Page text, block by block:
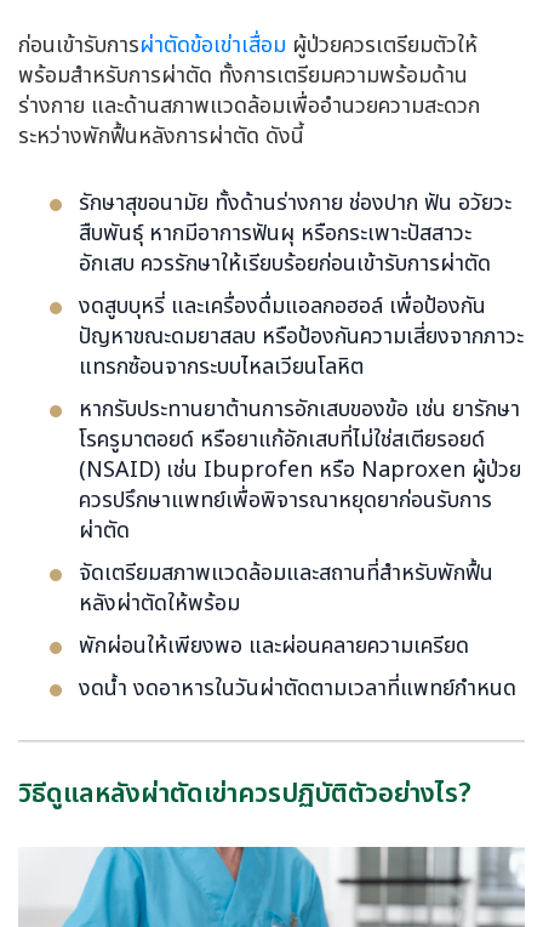
ก่อนเข้ารับการผ่าตัดข้อเข่าเสื่อม ผู้ป่วยควรเตรียมตัวให้
พร้อมสำหรับการผ่าตัด ทั้งการเตรียมความพร้อมด้าน
ร่างกาย และด้านสภาพแวดล้อมเพื่ออำนวยความสะดวก
ระหว่างพักฟื้นหลังการผ่าตัด ดังนี้
รักษาสุขอนามัย ทั้งด้านร่างกาย ช่องปาก ฟัน อวัยวะ
สืบพันธุ์ หากมีอาการฟันผุ หรือกระเพาะปัสสาวะ
อักเสบ ควรรักษาให้เรียบร้อยก่อนเข้ารับการผ่าตัด
งดสูบบุหรี่ และเครื่องดื่มแอลกอฮอล์ เพื่อป้องกัน
ปัญหาขณะดมยาสลบ หรือป้องกันความเสี่ยงจากภาวะ
แทรกซ้อนจากระบบไหลเวียนโลหิต
หากรับประทานยาต้านการอักเสบของข้อ เช่น ยารักษา
โรครูมาตอยด์ หรือยาแก้อักเสบที่ไม่ใช่สเตียรอยด์
(NSAID) เช่น Ibuprofen หรือ Naproxen ผู้ป่วย
ควรปรึกษาแพทย์เพื่อพิจารณาหยุดยาก่อนรับการ
ผ่าตัด
จัดเตรียมสภาพแวดล้อมและสถานที่สำหรับพักฟื้น
หลังผ่าตัดให้พร้อม
พักผ่อนให้เพียงพอ และผ่อนคลายความเครียด
งดน้ำ งดอาหารในวันผ่าตัดตามเวลาที่แพทย์กำหนด
วิธีดูแลหลังผ่าตัดเข่าควรปฏิบัติตัวอย่างไร?